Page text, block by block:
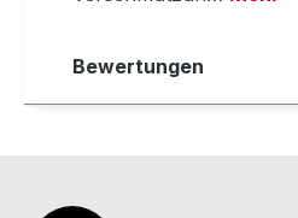
Bewertungen